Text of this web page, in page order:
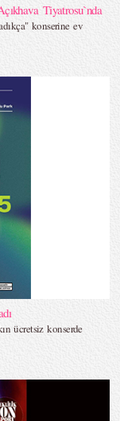
Tiyatrosu`nda
konserine ev
ücretsiz konserde